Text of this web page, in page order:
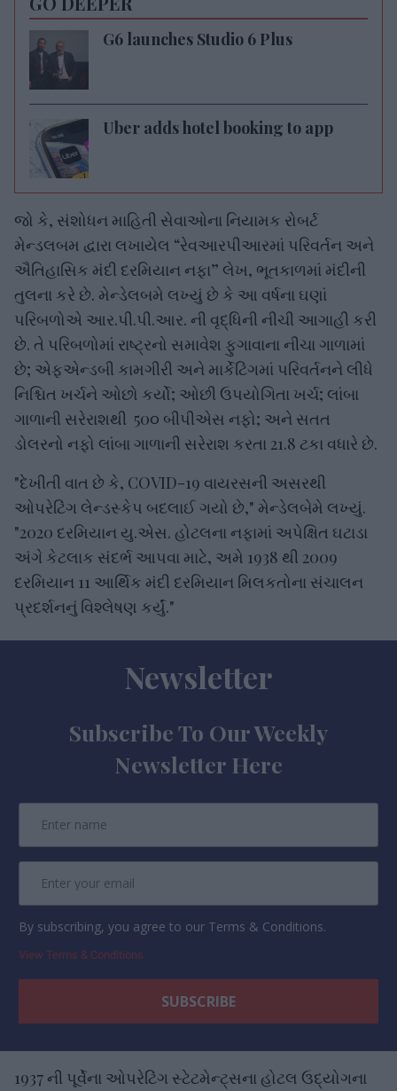
G6 launches Studio 6 Plus
Uber adds hotel booking to app
જો કે, સંશોધન માહિતી સેવાઓના નિયામક રોબર્ટ
મેન્ડલબમ દ્વારા લખાયેલ “રેવઆરપીઆરમાં પરિવર્તન અને
ઐતિહાસિક મંદી દરમિયાન નફા” લેખ, ભૂતકાળમાં મંદીની
તુલના કરે છે. મેન્ડેલબમે લખ્યું છે કે આ વર્ષના ઘણાં
પરિબળોએ આર.પી.પી.આર. ની વૃદ્ધિની નીચી આગાહી કરી
છે. તે પરિબળોમાં રાષ્ટ્રનો સમાવેશ ફુગાવાના નીચા ગાળામાં
છે; એફએન્ડબી કામગીરી અને માર્કેટિંગમાં પરિવર્તનને લીધે
નિશ્ચિત ખર્ચને ઓછો કર્યો; ઓછી ઉપયોગિતા ખર્ચ; લાંબા
ગાળાની સરેરાશથી 50૦ બીપીએસ નફો; અને સતત
ડોલરનો નફો લાંબા ગાળાની સરેરાશ કરતા 21.8 ટકા વધારે છે.
"દેખીતી વાત છે કે, COVID-19 વાયરસની અસરથી
ઓપરેટિંગ લેન્ડસ્કેપ બદલાઈ ગયો છે," મેન્ડેલબેમે લખ્યું.
"2020 દરમિયાન યુ.એસ. હોટલના નફામાં અપેક્ષિત ઘટાડા
અંગે કેટલાક સંદર્ભ આપવા માટે, અમે 1938 થી 2009
દરમિયાન 11 આર્થિક મંદી દરમિયાન મિલકતોના સંચાલન
પ્રદર્શનનું વિશ્લેષણ કર્યું."
Newsletter
Subscribe To Our Weekly
Newsletter Here
By subscribing, you agree to our Terms & Conditions.
View Terms & Conditions
1937 ની પૂર્વેના ઓપરેટિંગ સ્ટેટમેન્ટ્સના હોટલ ઉદ્યોગના